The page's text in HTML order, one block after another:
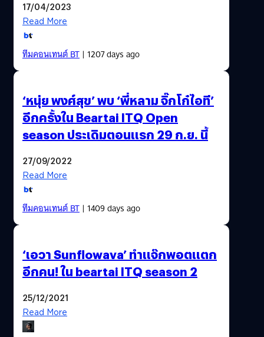
17/04/2023
Read More
ทีมคอนเทนต์ BT| 1207 days ago
‘หนุ่ย พงศ์สุข’ พบ ‘พี่หลาม จิ๊กโก๋ไอที’
อีกครั้งใน Beartai ITQ Open
season ประเดิมตอนแรก 29 ก.ย. นี้
27/09/2022
Read More
ทีมคอนเทนต์ BT| 1409 days ago
‘เอวา Sunflowava’ ทำแจ๊กพอตแตก
อีกคน! ใน beartai ITQ season 2
25/12/2021
Read More